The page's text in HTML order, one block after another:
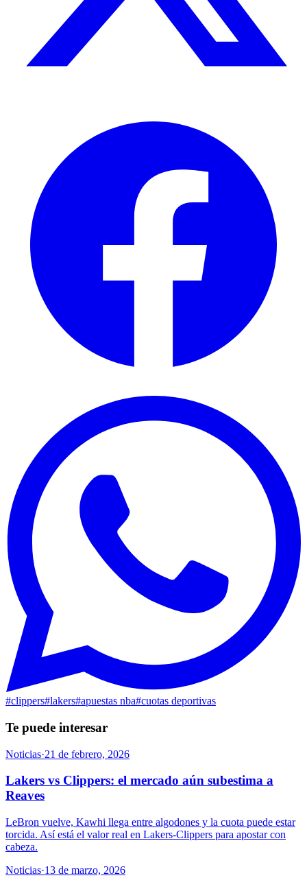
#clippers#lakers#apuestas nba#cuotas deportivas
Te puede interesar
Noticias·21 de febrero, 2026
Lakers vs Clippers: el mercado aún subestima a
Reaves
LeBron vuelve, Kawhi llega entre algodones y la cuota puede estar
torcida. Así está el valor real en Lakers-Clippers para apostar con
cabeza.
Noticias·13 de marzo, 2026